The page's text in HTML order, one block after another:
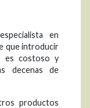
en
que introducir
es costoso y
decenas de
productos